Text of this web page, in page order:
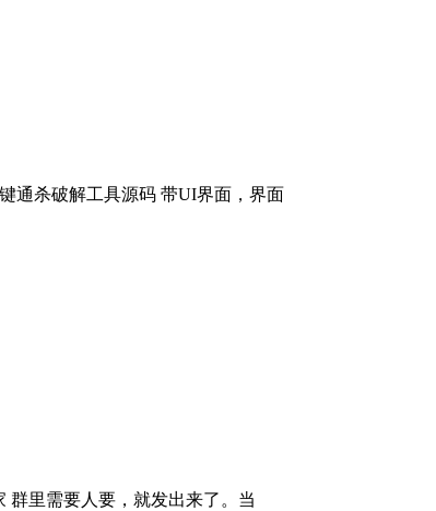
通杀破解工具源码 带UI界面，界面
群里需要人要，就发出来了。当